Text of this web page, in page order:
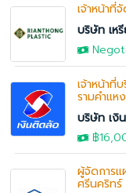
เจ้าหน้าที่
บริษัท เห
เจ้าหน้าที่
รามคำแห
บริษัท เงิ
฿
ผู้จัดการ
ศรีนคริทร์